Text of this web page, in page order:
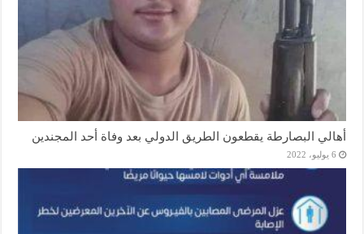
أهالي البصارطة يقطعون الطريق الدولي بعد وفاة أحد المجندين
6 يوليو، 2022